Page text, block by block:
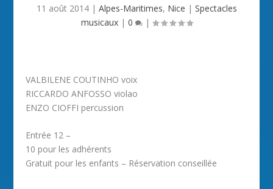
11 août 2014| Alpes-Maritimes, Nice | Spectacles
musicaux| 0 |
VALBILENE COUTINHO voix
RICCARDO ANFOSSO violao
ENZO CIOFFI percussion
Entrée 12 –
10 pour les adhérents
Gratuit pour les enfants – Réservation conseillée